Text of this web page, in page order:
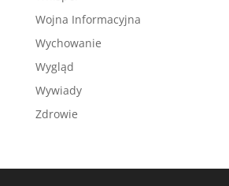
Wojna Informacyjna
Wychowanie
Wygląd
Wywiady
Zdrowie